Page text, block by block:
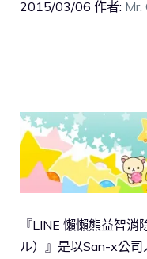
2015/03/06 作者: Mr.
『LINE 懶懶熊益智
ル）』是以San-x公